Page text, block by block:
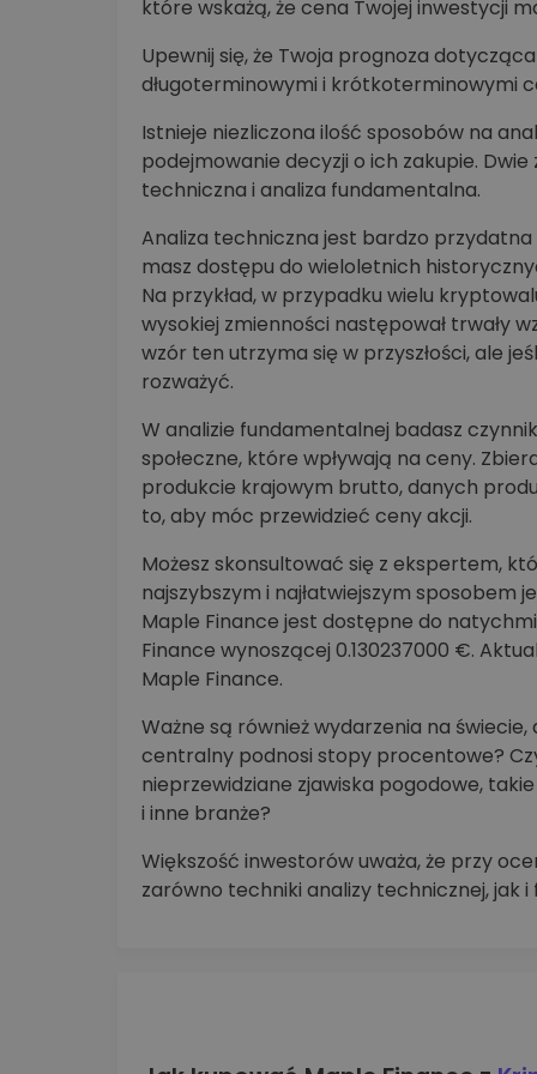
które wskażą, że cena Twojej inwestycji
Upewnij się, że Twoja prognoza
długoterminowymi i krótkoterminowymi
Istnieje niezliczona ilość sposobów na
podejmowanie decyzji o ich zakupie.
techniczna i analiza fundamentalna.
Analiza techniczna jest bardzo
masz dostępu do wieloletnich
Na przykład, w przypadku wielu
wysokiej zmienności następował trwały
wzór ten utrzyma się w przyszłości, ale
rozważyć.
W analizie fundamentalnej badasz
społeczne, które wpływają na ceny.
produkcie krajowym brutto, danych
to, aby móc przewidzieć ceny akcji.
Możesz skonsultować się z ekspertem,
najszybszym i najłatwiejszym sposobem
Maple Finance jest dostępne do
Finance wynoszącej 0.130237000 €.
Maple Finance.
Ważne są również wydarzenia na świecie,
centralny podnosi stopy procentowe?
nieprzewidziane zjawiska pogodowe,
i inne branże?
Większość inwestorów uważa, że przy
zarówno techniki analizy technicznej, jak